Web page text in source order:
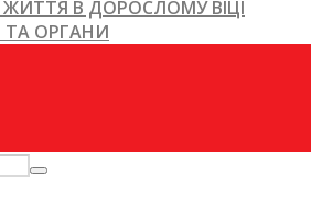
В ДОРОСЛОМУ ВІЦІ
ОРГАНИ